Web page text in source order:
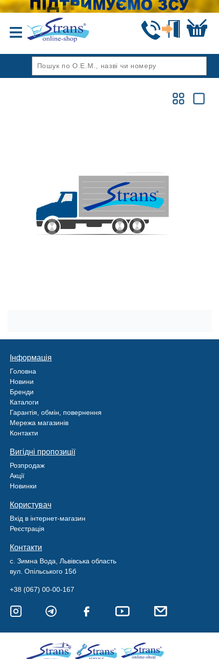
Інформація
Головна
Новини
Бренди
Каталоги
Гарантія, обмін, повернення
Мережа магазинів
Контакти
Вигідні пропозиції
Розпродаж
Акції
Новинки
Користувач
Вхід в інтернет-магазин
Реєстрація
Контакти
с. Зимна Вода, Львівська область
вул. Опільського 15б
+38 (067) 00-00-167